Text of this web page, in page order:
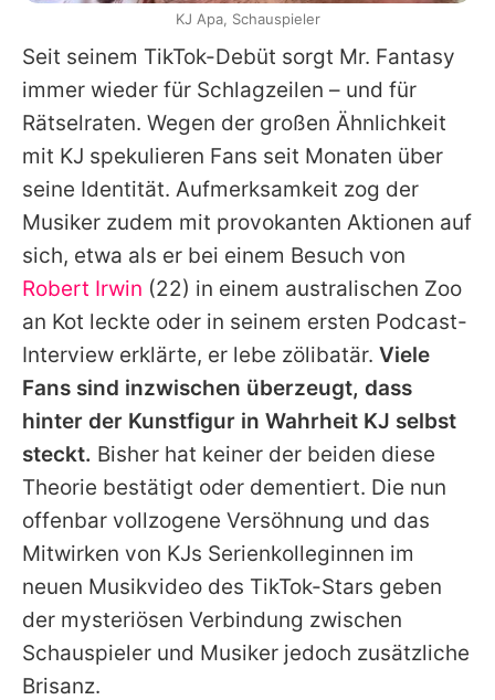
Seit seinem TikTok-Debüt sorgt Mr. Fantasy
immer wieder für Schlagzeilen – und für
Rätselraten. Wegen der großen Ähnlichkeit
mit KJ spekulieren Fans seit Monaten über
seine Identität. Aufmerksamkeit zog der
Musiker zudem mit provokanten Aktionen auf
sich, etwa als er bei einem Besuch von
Robert Irwin (22) in einem australischen Zoo
an Kot leckte oder in seinem ersten Podcast-
Interview erklärte, er lebe zölibatär. Viele
Fans sind inzwischen überzeugt, dass
hinter der Kunstfigur in Wahrheit KJ selbst
steckt. Bisher hat keiner der beiden diese
Theorie bestätigt oder dementiert. Die nun
offenbar vollzogene Versöhnung und das
Mitwirken von KJs Serienkolleginnen im
neuen Musikvideo des TikTok-Stars geben
der mysteriösen Verbindung zwischen
Schauspieler und Musiker jedoch zusätzliche
Brisanz.
KJ Apa, Schauspieler